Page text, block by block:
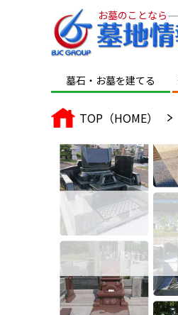
お墓のことなら
墓石・お墓を建てる
TOP（HOME）